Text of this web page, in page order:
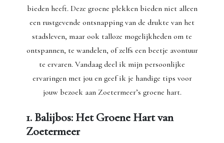
bieden heeft. Deze groene plekken bieden niet alleen
een rustgevende ontsnapping van de drukte van het
stadsleven, maar ook talloze mogelijkheden om te
ontspannen, te wandelen, of zelfs een beetje avontuur
te ervaren. Vandaag deel ik mijn persoonlijke
ervaringen met jou en geef ik je handige tips voor
jouw bezoek aan Zoetermeer’s groene hart.
1. Balijbos: Het Groene Hart van
Zoetermeer